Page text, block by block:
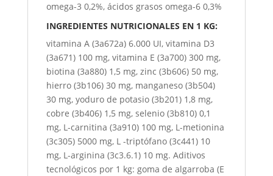
omega-3 0,2%, ácidos grasos omega-6 0,3%
INGREDIENTES NUTRICIONALES EN 1 KG:
vitamina A (3a672a) 6.000 UI, vitamina D3
(3a671) 100 mg, vitamina E (3a700) 300 mg,
biotina (3a880) 1,5 mg, zinc (3b606) 50 mg,
hierro (3b106) 30 mg, manganeso (3b504)
30 mg, yoduro de potasio (3b201) 1,8 mg,
cobre (3b406) 1,5 mg, selenio (3b810) 0,1
mg, L-carnitina (3a910) 100 mg, L-metionina
(3c305) 5000 mg, L -triptófano (3c441) 10
mg, L-arginina (3c3.6.1) 10 mg. Aditivos
tecnológicos por 1 kg: goma de algarroba (E